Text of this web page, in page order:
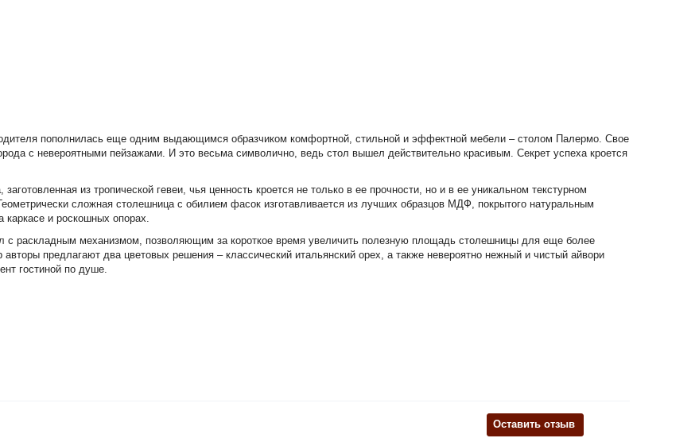
пополнилась еще одним выдающимся образчиком комфортной, стильной и эффектной мебели – столом Палермо. Свое
с невероятными пейзажами. И это весьма символично, ведь стол вышел действительно красивым. Секрет успеха кроется
из тропической гевеи, чья ценность кроется не только в ее прочности, но и в ее уникальном текстурном
сложная столешница с обилием фасок изготавливается из лучших образцов МДФ, покрытого натуральным
каркасе и роскошных опорах.
с раскладным механизмом, позволяющим за короткое время увеличить полезную площадь столешницы для еще более
предлагают два цветовых решения – классический итальянский орех, а также невероятно нежный и чистый айвори
гостиной по душе.
Оставить отзыв